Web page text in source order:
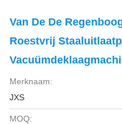
Van De De
Roestvrij
Merknaam:
JXS
MOQ: